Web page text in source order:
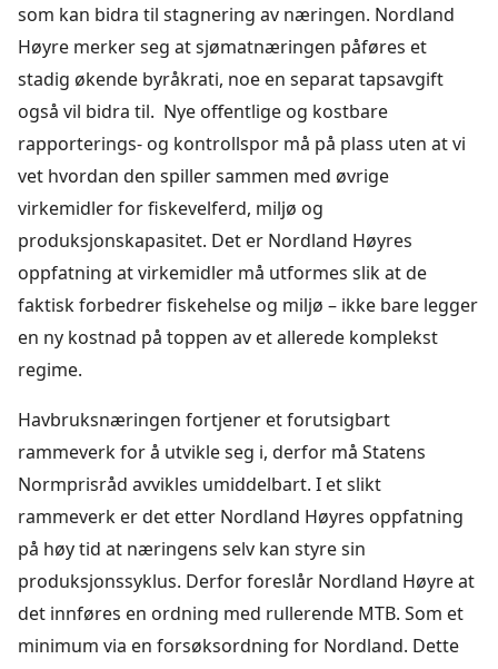
som kan bidra til stagnering av næringen. Nordland
Høyre merker seg at sjømatnæringen påføres et
stadig økende byråkrati, noe en separat tapsavgift
også vil bidra til. Nye offentlige og kostbare
rapporterings- og kontrollspor må på plass uten at vi
vet hvordan den spiller sammen med øvrige
virkemidler for fiskevelferd, miljø og
produksjonskapasitet. Det er Nordland Høyres
oppfatning at virkemidler må utformes slik at de
faktisk forbedrer fiskehelse og miljø – ikke bare legger
en ny kostnad på toppen av et allerede komplekst
regime.
Havbruksnæringen fortjener et forutsigbart
rammeverk for å utvikle seg i, derfor må Statens
Normprisråd avvikles umiddelbart. I et slikt
rammeverk er det etter Nordland Høyres oppfatning
på høy tid at næringens selv kan styre sin
produksjonssyklus. Derfor foreslår Nordland Høyre at
det innføres en ordning med rullerende MTB. Som et
minimum via en forsøksordning for Nordland. Dette